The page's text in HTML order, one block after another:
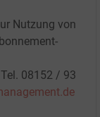
Nutzung von
08152 / 93